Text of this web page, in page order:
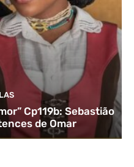
Cp119b: Sebastião
de Omar